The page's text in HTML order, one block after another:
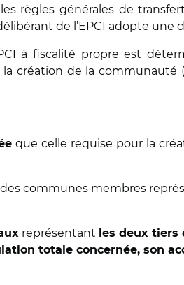
règles générales de
de l’EPCI adopte une
à fiscalité propre est
de la communauté
que celle requise pour la
des communes membres
représentant les deux tiers
totale concernée, son